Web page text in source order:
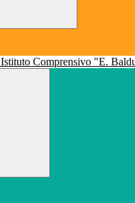
Istituto Comprensivo "E.